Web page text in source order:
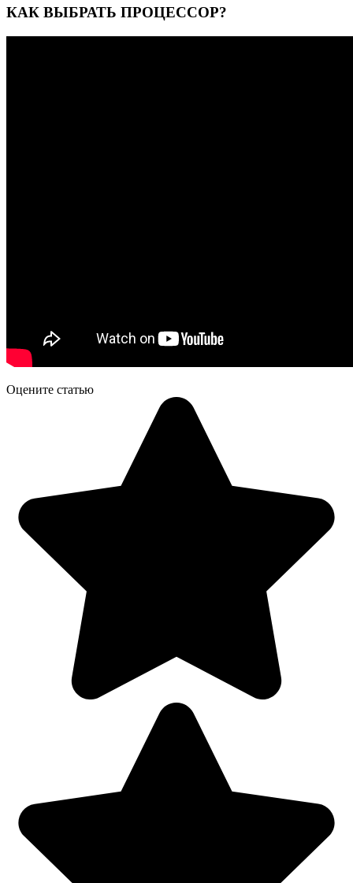
КАК ВЫБРАТЬ ПРОЦЕССОР?
Оцените статью